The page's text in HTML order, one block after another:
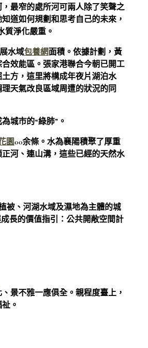
最窄的處所河可兩人除了笑聲之
道如何規劃和思考自己的未來，
質淨化嚴重。
水域包養網面積。依據計劃，黃
效能區。張家港聯合今朝已開工
方，這里將構成年夜片湖泊水
天氣改良區域周遭的狀況的同
城市的“綠肺”。
園00余條。水為襄陽積聚了厚重
河、連山溝，這些已經的天然水
被、河湖水域及濕地為主體的城
長的價值指引：公共開敞空間計
、景不雅一應俱全。親程度臺上，
。